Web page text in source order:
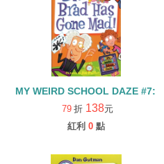
JAFEE IS DAFFY!
MY WEIRD SCHOOL DAZE #7:
79 折 138元
紅利 0 點